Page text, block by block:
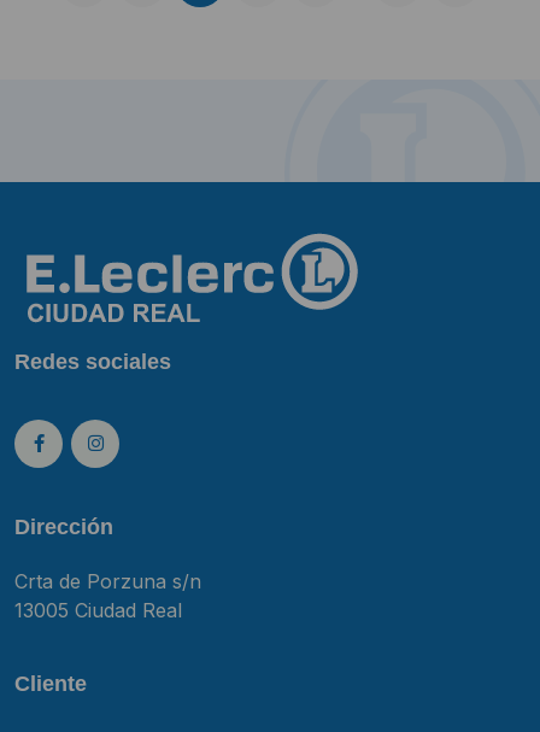
Redes sociales
Dirección
Crta de Porzuna s/n
13005 Ciudad Real
Cliente